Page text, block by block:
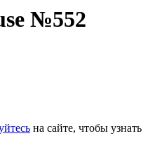
№552
на сайте, чтобы узнать